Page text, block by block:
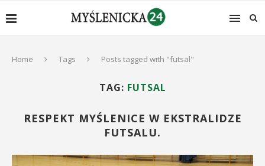
Home Tags Posts tagged with "futsal"
TAG: FUTSAL
RESPEKT MYŚLENICE W EKSTRALIDZE
FUTSALU.